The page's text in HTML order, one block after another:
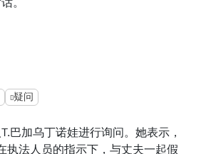
疑问
巴加乌丁诺娃进行询问。她表示，
执法人员的指示下，与丈夫一起假